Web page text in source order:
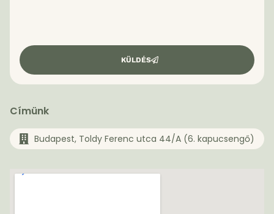
KÜLDÉS
Címünk
Budapest, Toldy Ferenc utca 44/A (6. kapucsengő)